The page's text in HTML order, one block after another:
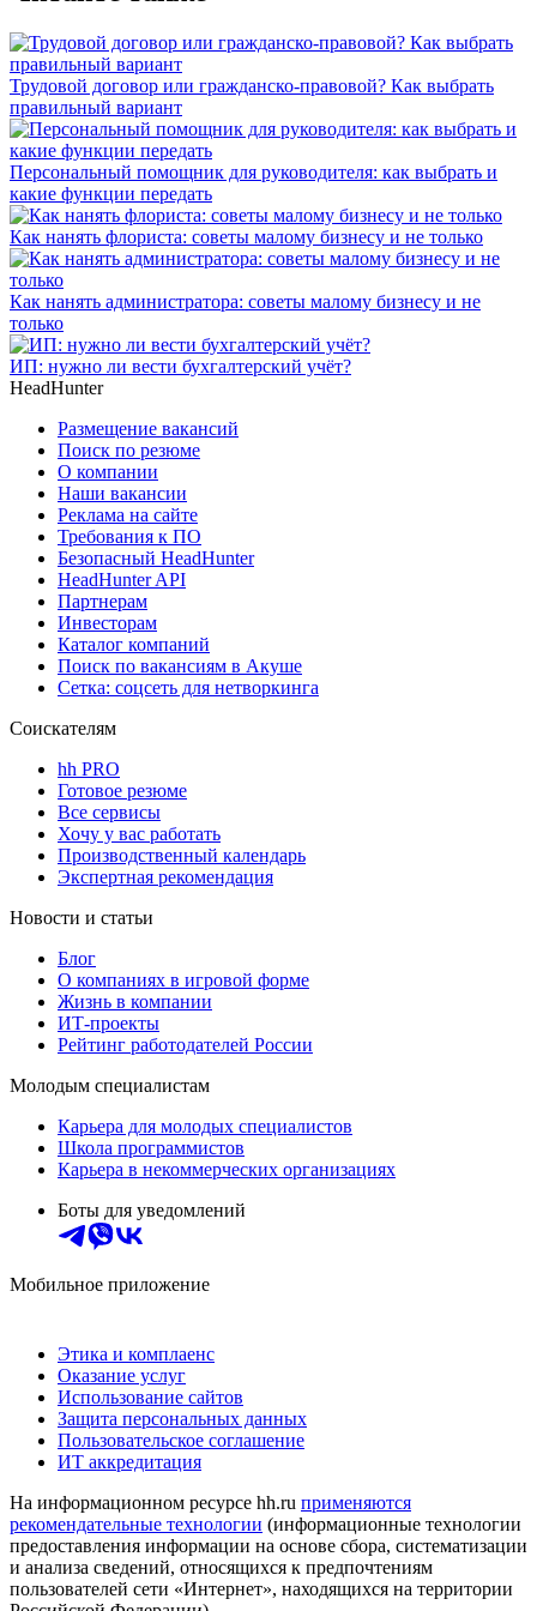
Трудовой договор или гражданско-правовой? Как выбрать
правильный вариант
Персональный помощник для руководителя: как выбрать и
какие функции передать
Как нанять флориста: советы малому бизнесу и не только
Как нанять администратора: советы малому бизнесу и не
только
ИП: нужно ли вести бухгалтерский учёт?
HeadHunter
Размещение вакансий
Поиск по резюме
О компании
Наши вакансии
Реклама на сайте
Требования к ПО
Безопасный HeadHunter
HeadHunter API
Партнерам
Инвесторам
Каталог компаний
Поиск по вакансиям в Акуше
Сетка: соцсеть для нетворкинга
Соискателям
hh PRO
Готовое резюме
Все сервисы
Хочу у вас работать
Производственный календарь
Экспертная рекомендация
Новости и статьи
Блог
О компаниях в игровой форме
Жизнь в компании
ИТ-проекты
Рейтинг работодателей России
Молодым специалистам
Карьера для молодых специалистов
Школа программистов
Карьера в некоммерческих организациях
Боты для уведомлений
Мобильное приложение
Этика и комплаенс
Оказание услуг
Использование сайтов
Защита персональных данных
Пользовательское соглашение
ИТ аккредитация
На информационном ресурсе hh.ru применяются
рекомендательные технологии (информационные технологии
предоставления информации на основе сбора, систематизации
и анализа сведений, относящихся к предпочтениям
пользователей сети «Интернет», находящихся на территории